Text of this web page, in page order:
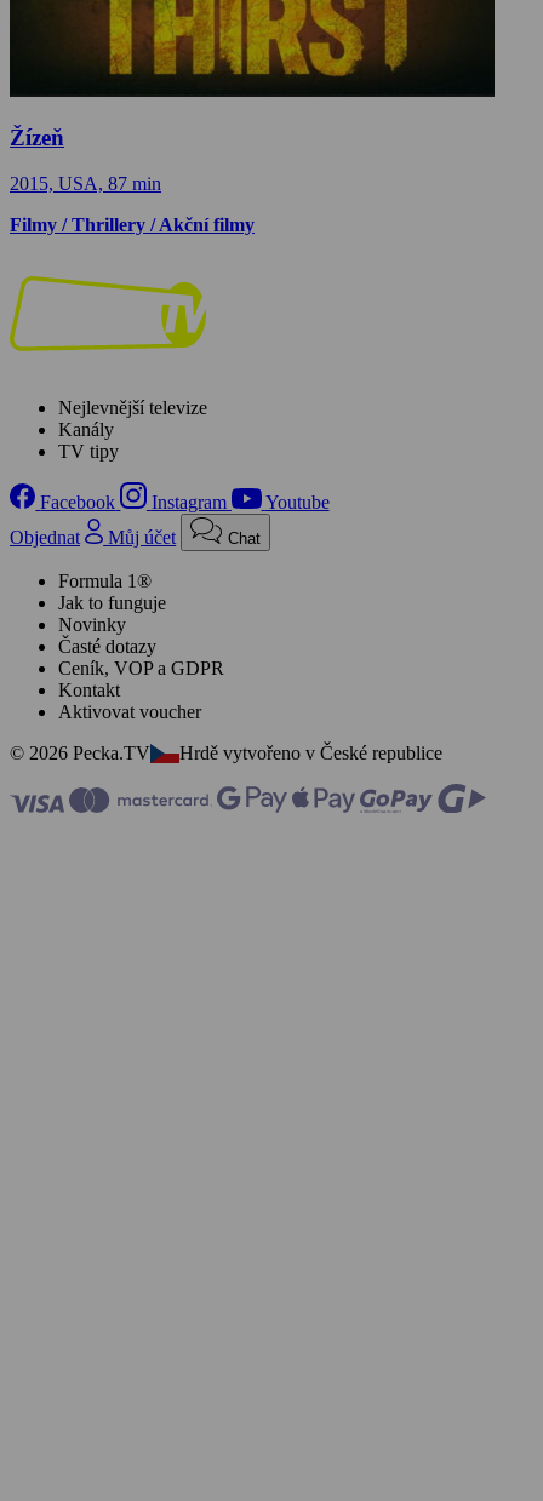
Žízeň
2015, USA, 87 min
Filmy / Thrillery / Akční filmy
Nejlevnější televize
Kanály
TV tipy
Facebook Instagram
Youtube
Objednat
Můj účet Chat
Formula 1®
Jak to funguje
Novinky
Časté dotazy
Ceník, VOP a GDPR
Kontakt
Aktivovat voucher
© 2026 Pecka.TV
Hrdě vytvořeno v České republice